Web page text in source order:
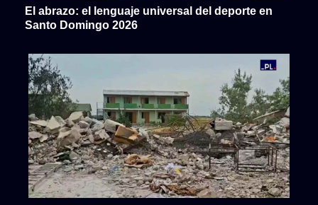
El abrazo: el lenguaje universal del deporte en
Santo Domingo 2026